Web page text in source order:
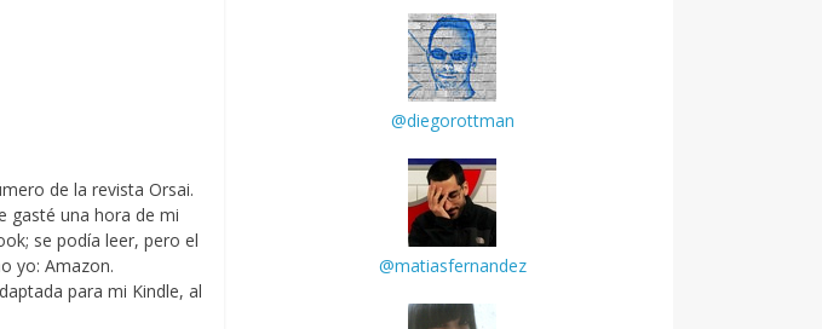
de la revista Orsai.
gasté una hora de mi
se podía leer, pero el
yo: Amazon.
para mi Kindle, al
@diegorottman
@matiasfernandez